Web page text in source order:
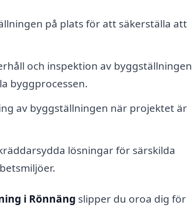
på plats för att säkerställa att
och inspektion av byggställningen
byggprocessen.
av byggställningen när projektet är
lösningar för särskilda
i Rönnäng slipper du oroa dig för